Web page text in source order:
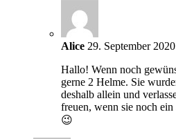
Alice 29. September
Hallo! Wenn noch
gerne 2 Helme. Sie
deshalb allein und
freuen, wenn sie noch
😉